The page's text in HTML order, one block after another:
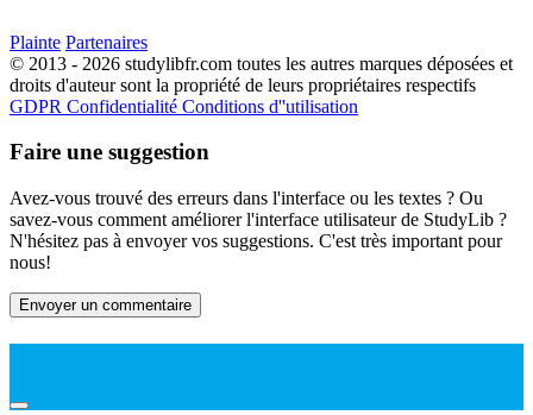
Plainte Partenaires
© 2013 - 2026 studylibfr.com toutes les autres marques déposées et
droits d'auteur sont la propriété de leurs propriétaires respectifs
GDPR Confidentialité Conditions d''utilisation
Faire une suggestion
Avez-vous trouvé des erreurs dans l'interface ou les textes ? Ou
savez-vous comment améliorer l'interface utilisateur de StudyLib ?
N'hésitez pas à envoyer vos suggestions. C'est très important pour
nous!
Envoyer un commentaire